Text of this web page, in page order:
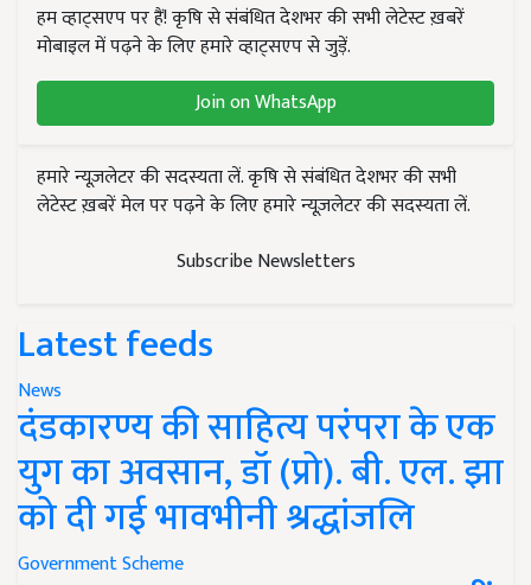
हम व्हाट्सएप पर हैं! कृषि से संबंधित देशभर की सभी लेटेस्ट ख़बरें
मोबाइल में पढ़ने के लिए हमारे व्हाट्सएप से जुड़ें.
Join on WhatsApp
हमारे न्यूज़लेटर की सदस्यता लें. कृषि से संबंधित देशभर की सभी
लेटेस्ट ख़बरें मेल पर पढ़ने के लिए हमारे न्यूज़लेटर की सदस्यता लें.
Subscribe Newsletters
Latest feeds
News
दंडकारण्य की साहित्य परंपरा के एक
युग का अवसान, डॉ (प्रो). बी. एल. झा
को दी गई भावभीनी श्रद्धांजलि
Government Scheme